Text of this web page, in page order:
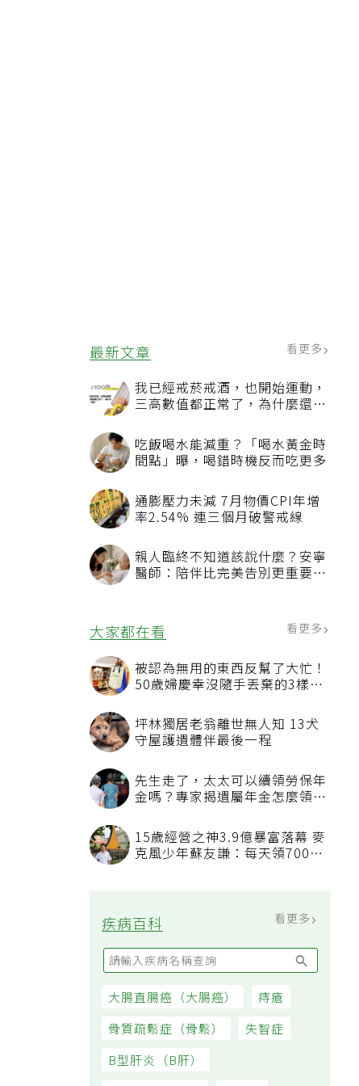
最新文章 看更多
我已經戒菸戒酒，也開始運動，
三高數值都正常了，為什麼還不
吃飯喝水能減重？「喝水黃金時
間點」曝，喝錯時機反而吃更多
通膨壓力未減 7月物價CPI年增
率2.54% 連三個月破警戒線
親人臨終不知道該說什麼？安寧
醫師：陪伴比完美告別更重要，
大家都在看
被認為無用的東西反幫了大忙！
50歲婦慶幸沒隨手丟棄的3樣物
坪林獨居老翁離世無人知 13犬
守屋護遺體伴最後一程
先生走了，太太可以續領勞保年
15歲經營之神3.9億暴富落幕 麥
克風少年蘇友謙：每天領700元
疾病百科